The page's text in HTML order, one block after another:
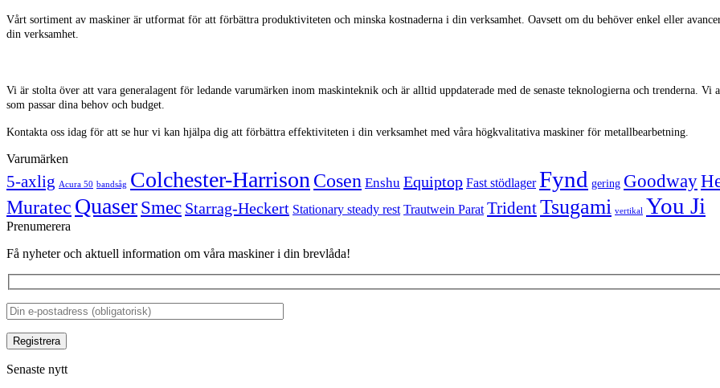
Vårt sortiment av maskiner är utformat för att förbättra produktiviteten och minska kostnaderna i din verksamhet. Oavsett om du behöver enkel eller
din verksamhet.
Vi är stolta över att vara generalagent för ledande varumärken inom maskinteknik och är alltid uppdaterade med de senaste teknologierna och trenderna.
som passar dina behov och budget.
Kontakta oss idag för att se hur vi kan hjälpa dig att förbättra effektiviteten i din verksamhet med våra högkvalitativa maskiner för metallbearbetning.
Varumärken
5-axlig Acura 50 bandsåg Colchester-Harrison Cosen Enshu Equiptop Fast stödlager Fynd gering Goodway
Muratec QuaserSmec Starrag-Heckert Stationary steady rest Trautwein Parat TridentTsugami vertikal You Ji
Prenumerera
Få nyheter och aktuell information om våra maskiner i din brevlåda!
Senaste nytt